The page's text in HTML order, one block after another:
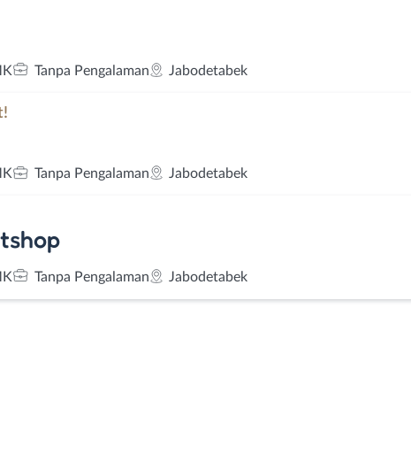
Tanpa Pengalaman Jabodetabek
Tanpa Pengalaman Jabodetabek
Tanpa Pengalaman Jabodetabek